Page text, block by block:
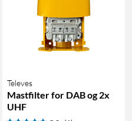
Televes
Mastfilter for DAB og 2x
UHF